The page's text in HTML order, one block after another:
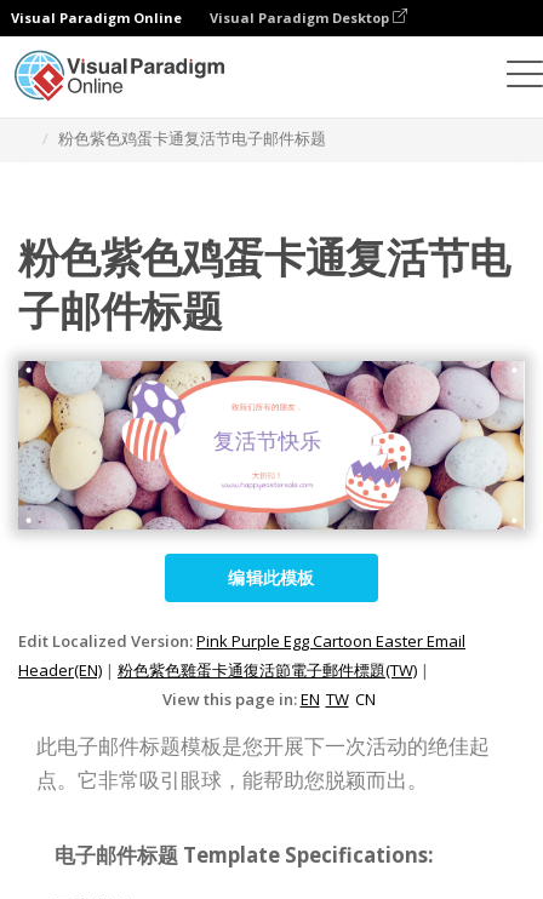
Visual Paradigm Online Visual Paradigm Desktop
粉色紫色鸡蛋卡通复活节电子邮件标题
粉色紫色鸡蛋卡通复活节电
子邮件标题
编辑此模板
Edit Localized Version:Pink Purple Egg Cartoon Easter Email
Header(EN) | 粉色紫色雞蛋卡通復活節電子郵件標題(TW) |
View this page in:EN TW CN
此电子邮件标题模板是您开展下一次活动的绝佳起
点。它非常吸引眼球，能帮助您脱颖而出。
电子邮件标题 Template Specifications: